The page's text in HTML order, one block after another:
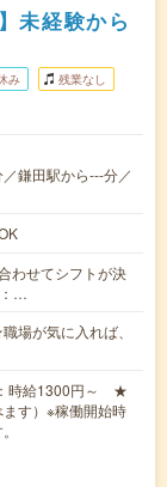
未経験から
み 残業なし
鎌田駅から---分／
わせてシフトが決
…
が気に入れば、
時給1300円～ ★
す）※稼働開始時